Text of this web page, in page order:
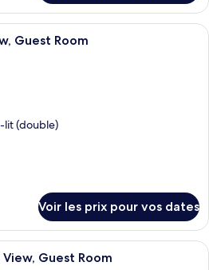
Une chambre d’hôtel avec un
Guest Room
lit (double)
Voir les prix pour vos dates
Une chambre d’hôtel avec deux lits,
Guest Room